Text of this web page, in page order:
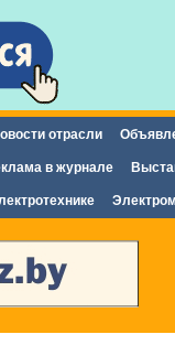
отрасли
в журнале